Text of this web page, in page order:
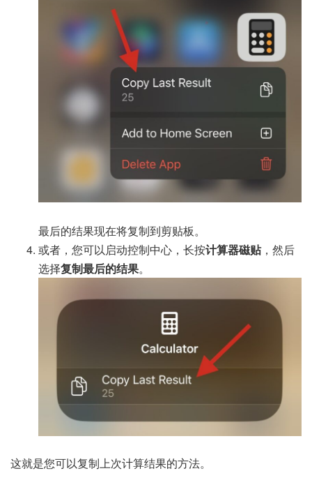
最后的结果现在将复制到剪贴板。
或者，您可以启动控制中心，长按计算器磁贴，然后
选择复制最后的结果。
这就是您可以复制上次计算结果的方法。